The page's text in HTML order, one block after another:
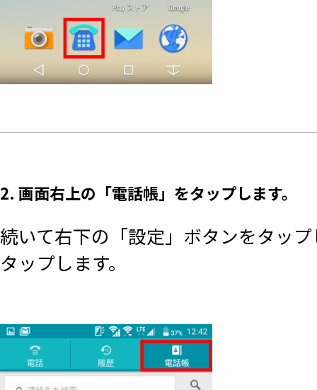
2. 画面右上の「電話帳」をタップします。
続いて右下の「設定」ボタンをタッ
タップします。